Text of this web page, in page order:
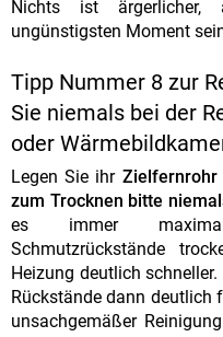
Nichts ist
ungünstigsten Moment
Tipp Nummer 8 zur
Sie niemals bei der
oder
Legen Sie ihrZielfernrohr
zum Trocknen bitte
es immer
Schmutzrückstände
Heizung deutlich
Rückstände dann deutlich
unsachgemäßer